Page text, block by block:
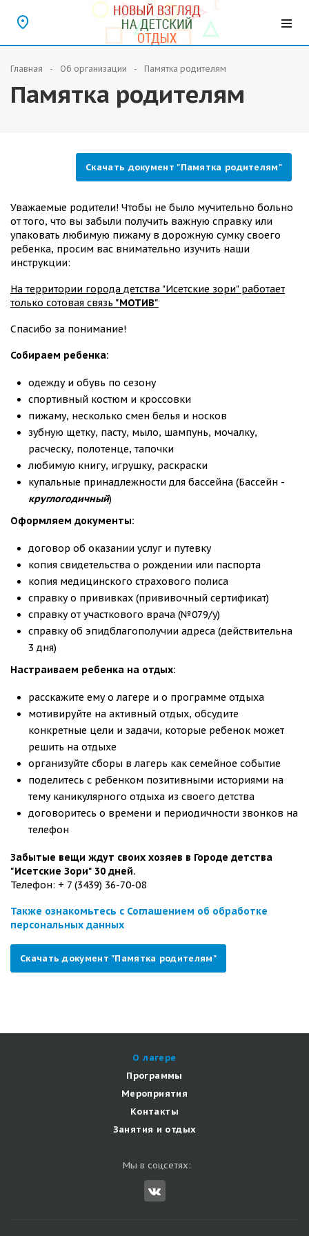
Главная Об организации Памятка родителям
Памятка родителям
Скачать документ "Памятка родителям"
Уважаемые родители! Чтобы не было мучительно больно
от того, что вы забыли получить важную справку или
упаковать любимую пижаму в дорожную сумку своего
ребенка, просим вас внимательно изучить наши
инструкции:
На территории города детства "Исетские зори" работает
только сотовая связь "МОТИВ"
Спасибо за понимание!
Собираем ребенка:
одежду и обувь по сезону
спортивный костюм и кроссовки
пижаму, несколько смен белья и носков
зубную щетку, пасту, мыло, шампунь, мочалку,
расческу, полотенце, тапочки
любимую книгу, игрушку, раскраски
купальные принадлежности для бассейна (Бассейн -
круглогодичный)
Оформляем документы:
договор об оказании услуг и путевку
копия свидетельства о рождении или паспорта
копия медицинского страхового полиса
справку о прививках (прививочный сертификат)
справку от участкового врача (№079/у)
справку об эпидблагополучии адреса (действительна
3 дня)
Настраиваем ребенка на отдых:
расскажите ему о лагере и о программе отдыха
мотивируйте на активный отдых, обсудите
конкретные цели и задачи, которые ребенок может
решить на отдыхе
организуйте сборы в лагерь как семейное событие
поделитесь с ребенком позитивными историями на
тему каникулярного отдыха из своего детства
договоритесь о времени и периодичности звонков на
телефон
Забытые вещи ждут своих хозяев в Городе детства
"Исетские Зори" 30 дней.
Телефон: + 7 (3439) 36-70-08
Также ознакомьтесь с Соглашением об обработке
персональных данных
Скачать документ "Памятка родителям"
О лагере
Программы
Мероприятия
Контакты
Занятия и отдых
Мы в соцсетях: